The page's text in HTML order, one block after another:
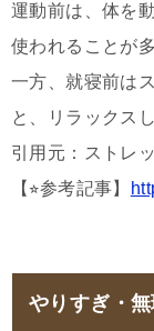
運動前は、体を
使われることが
一方、就寝前は
と、リラックス
引用元：ストレ
【⭐︎参考記事】
やりすぎ・